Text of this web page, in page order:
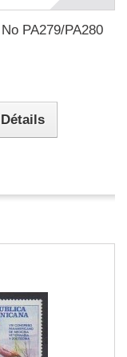
PA279/PA280
Détails